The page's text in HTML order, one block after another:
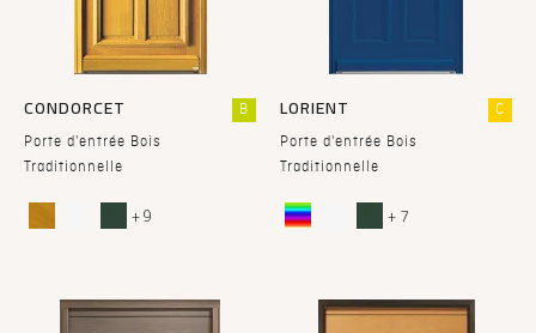
CONDORCET
Porte d'entrée Bois
Traditionnelle
B
+ 9
LORIENT
Porte d'entrée Bois
Traditionnelle
C
+ 7